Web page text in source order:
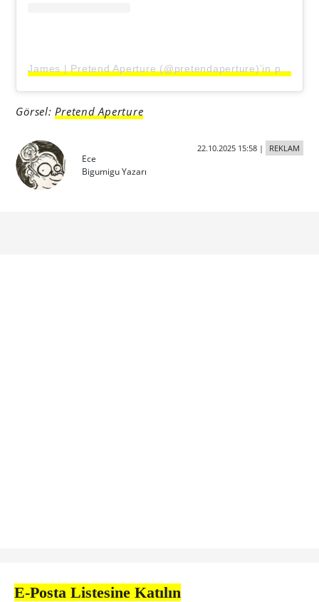
Görsel: Pretend Aperture
Ece
Bigumigu Yazarı
22.10.2025 15:58| REKLAM
E-Posta Listesine Katılın